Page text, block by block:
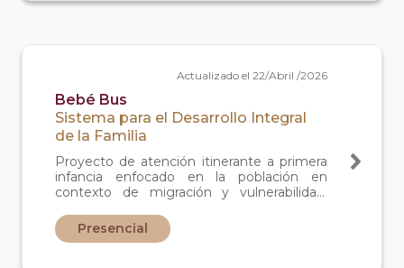
Actualizado el 22/Abril /2026
Bebé Bus
Sistema para el Desarrollo Integral
de la Familia
Proyecto de atención itinerante a primera
infancia enfocado en la población en
contexto de migración y vulnerabilidad.
para niñas y niños de 0 a 3 años a fin de
promover la estimulación temprana, así
Presencial